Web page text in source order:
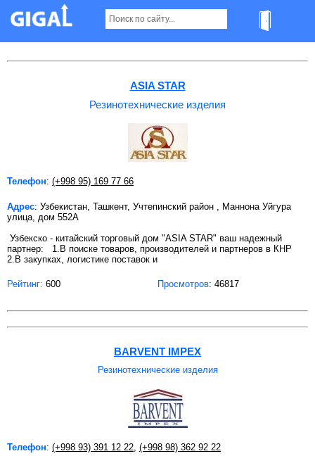
Резинотехнические изделия в Ташкенте
ASIA STAR
Резинотехнические изделия
Телефон: (+998 95) 169 77 66
Адрес: Узбекистан, Ташкент, Учтепинский район , Маннона Уйгура
улица, дом 552А
Узбекско - китайский торговый дом "ASIA STAR" ваш надежный
партнер: 1.В поиске товаров, производителей и партнеров в КНР
2.В закупках, логистике поставок и
Рейтинг: 600 Просмотров: 46817
BARVENT IMPEX
Резинотехнические изделия
Телефон: (+998 93) 391 12 22, (+998 98) 362 92 22